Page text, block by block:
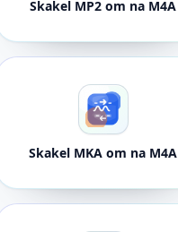
Skakel MP2 om na M4A
Skakel MKA om na M4A